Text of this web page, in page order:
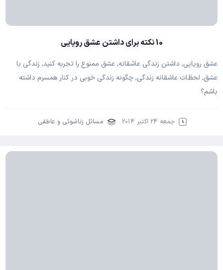
10 نکته برای داشتن عشق رویایی
عشق رویایی, داشتن زندگی عاشقانه, عشق ممنوع را تجربه کنید, زندگی با
عشق, لحظات عاشقانه زندگی, چگونه زندگی خوبی در کنار همسرم داشته
باشم؟
جمعه 24 اکتبر 2014 مسائل زناشوئی و عاطفی